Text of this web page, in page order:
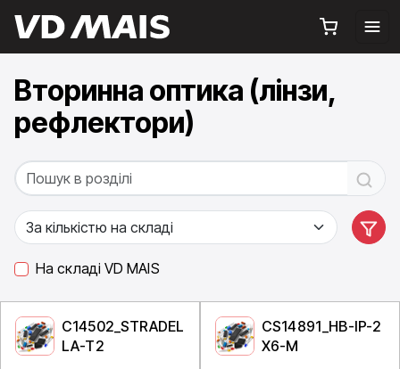
Вторинна оптика (лінзи,
рефлектори)
На складі VD MAIS
C14502_STRADEL
LA-T2
CS14891_HB-IP-2
X6-M